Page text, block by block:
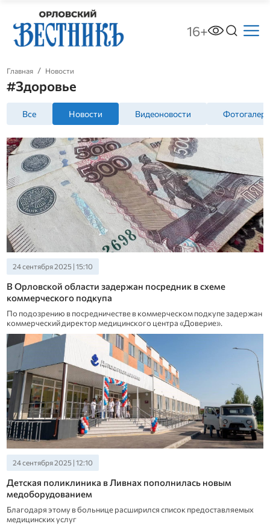
16+
Главная Новости
#Здоровье
Все Новости Видеоновости
24 сентября 2025 | 15:10
В Орловской области задержан посредник в схеме
коммерческого подкупа
По подозрению в посредничестве в коммерческом подкупе задержан
коммерческий директор медицинского центра «Доверие».
24 сентября 2025 | 12:10
Детская поликлиника в Ливнах пополнилась новым
медоборудованием
Благодаря этому в больнице расширился список предоставляемых
медицинских услуг